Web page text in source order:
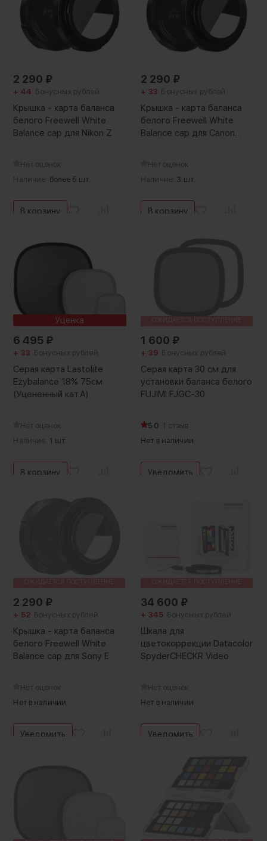
2 290 ₽
+ 44 Бонусных рублей
Крышка - карта баланса
белого Freewell White
Balance cap для Nikon Z
Нет оценок
Наличие: более 5 шт.
В корзину
2 290 ₽
+ 33 Бонусных рублей
Крышка - карта баланса
белого Freewell White
Balance cap для Canon
Нет оценок
Наличие: 3 шт.
В корзину
Уценка
6 495 ₽
+ 33 Бонусных рублей
Серая карта Lastolite
Ezybalance 18% 75см
(Уцененный кат.А)
Нет оценок
Наличие: 1 шт.
В корзину
1 600 ₽
+ 39 Бонусных рублей
Серая карта 30 см для
установки баланса белого
FUJIMI FJGC-30
5.0
1 отзыв
Нет в наличии
Уведомить
2 290 ₽
+ 52 Бонусных рублей
Крышка - карта баланса
белого Freewell White
Balance cap для Sony E
Нет оценок
Нет в наличии
Уведомить
34 600 ₽
+ 345 Бонусных рублей
Шкала для
цветокоррекции Datacolor
SpyderCHECKR Video
Нет оценок
Нет в наличии
Уведомить